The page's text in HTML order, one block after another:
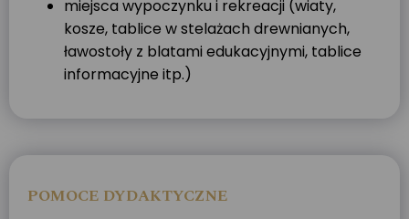
miejsca wypoczynku i rekreacji (wiaty,
kosze, tablice w stelażach drewnianych,
ławostoły z blatami edukacyjnymi, tablice
informacyjne itp.)
POMOCE DYDAKTYCZNE